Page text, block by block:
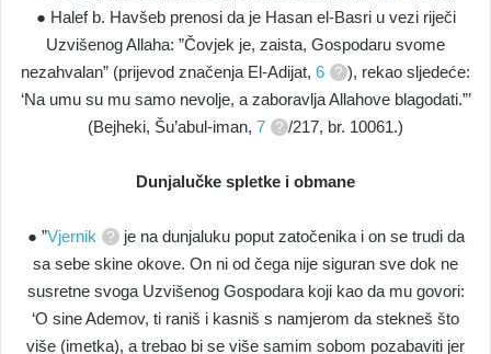
● Halef b. Havšeb prenosi da je Hasan el-Basri u vezi riječi
Uzvišenog Allaha: ”Čovjek je, zaista, Gospodaru svome
nezahvalan” (prijevod značenja El-Adijat, 6
), rekao sljedeće:
‘Na umu su mu samo nevolje, a zaboravlja Allahove blagodati.”’
(Bejheki, Šu’abul-iman, 7 /217, br. 10061.)
Dunjalučke spletke i obmane
● ”Vjernik
je na dunjaluku poput zatočenika i on se trudi da
sa sebe skine okove. On ni od čega nije siguran sve dok ne
susretne svoga Uzvišenog Gospodara koji kao da mu govori:
‘O sine Ademov, ti raniš i kasniš s namjerom da stekneš što
više (imetka), a trebao bi se više samim sobom pozabaviti jer